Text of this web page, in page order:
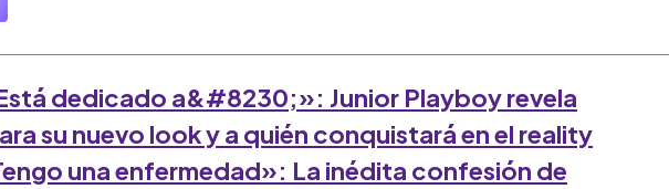
dedicado a&#8230;»: Junior Playboy revela
su nuevo look y a quién conquistará en el reality
una enfermedad»: La inédita confesión de